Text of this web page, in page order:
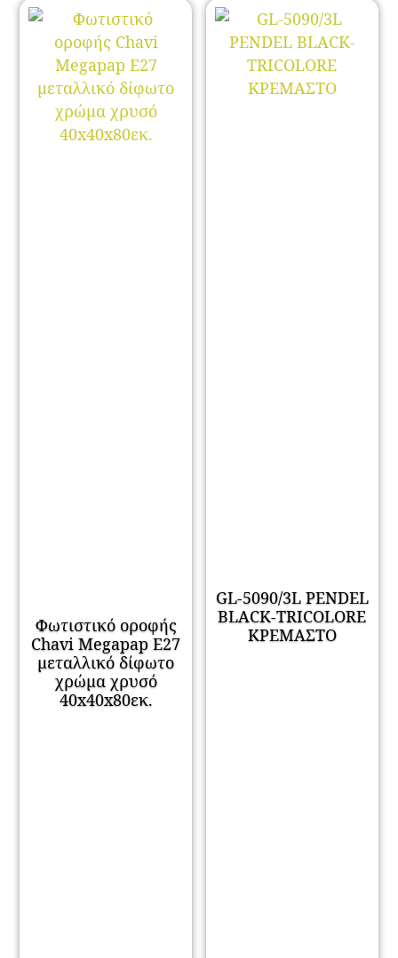
Φωτιστικό οροφής
Chavi Megapap E27
μεταλλικό δίφωτο
χρώμα χρυσό
40x40x80εκ.
GL-5090/3L PENDEL
BLACK-TRICOLORE
ΚΡΕΜΑΣΤΟ